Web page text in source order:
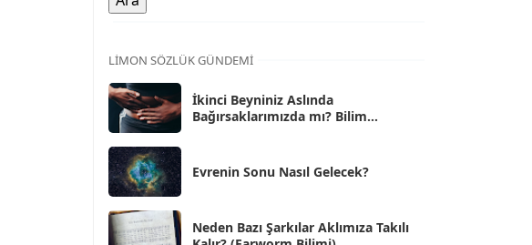
Ara 2025
Kas 2025
Eki 2025
Eyl 2025 [56]
Ağu 2025
Tem 2025
Haz 2025
LIMON SÖZLÜK GÜNDEMI
İkinci Beyniniz Aslında
Bağırsaklarımızda mı? Bilim
Evrenin Sonu Nasıl Gelecek?
Neden Bazı Şarkılar Aklımıza Takılı